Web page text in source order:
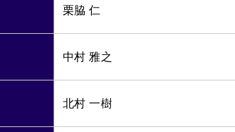
栗脇 仁
中村 雅之
北村 一樹